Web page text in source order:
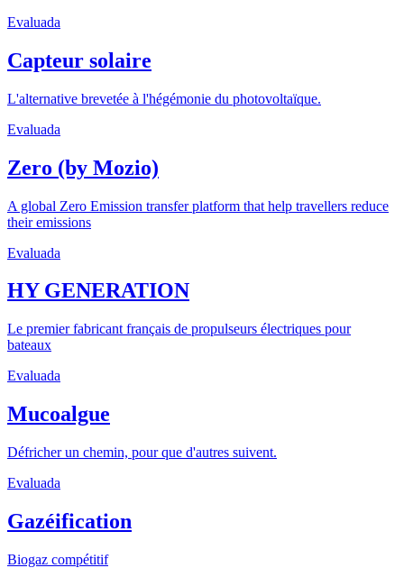
Evaluada
Capteur solaire
L'alternative brevetée à l'hégémonie du photovoltaïque.
Evaluada
Zero (by Mozio)
A global Zero Emission transfer platform that help travellers reduce
their emissions
Evaluada
HY GENERATION
Le premier fabricant français de propulseurs électriques pour
bateaux
Evaluada
Mucoalgue
Défricher un chemin, pour que d'autres suivent.
Evaluada
Gazéification
Biogaz compétitif